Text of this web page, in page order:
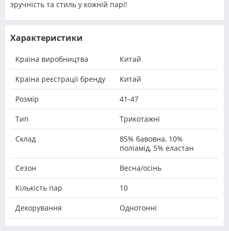
зручність та стиль у кожній парі!
Характеристики
Країна виробництва Китай
Країна реєстрації бренду Китай
Розмір 41-47
Тип Трикотажні
Склад
85% бавовна, 10%
поліамід, 5% еластан
Сезон Весна/осінь
Кількість пар 10
Декорування Однотонні